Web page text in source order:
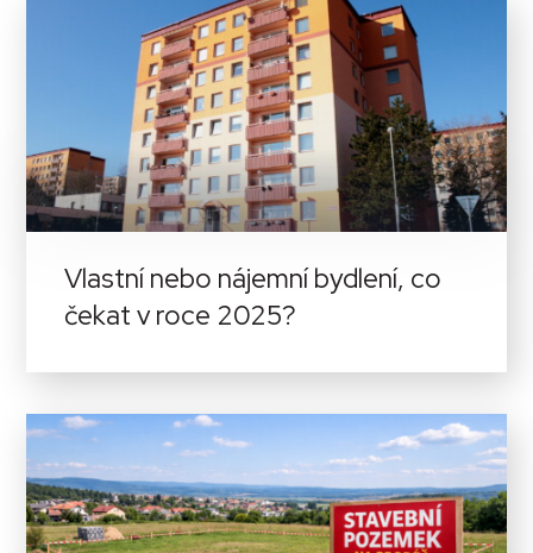
Vlastní nebo nájemní bydlení, co
čekat v roce 2025?